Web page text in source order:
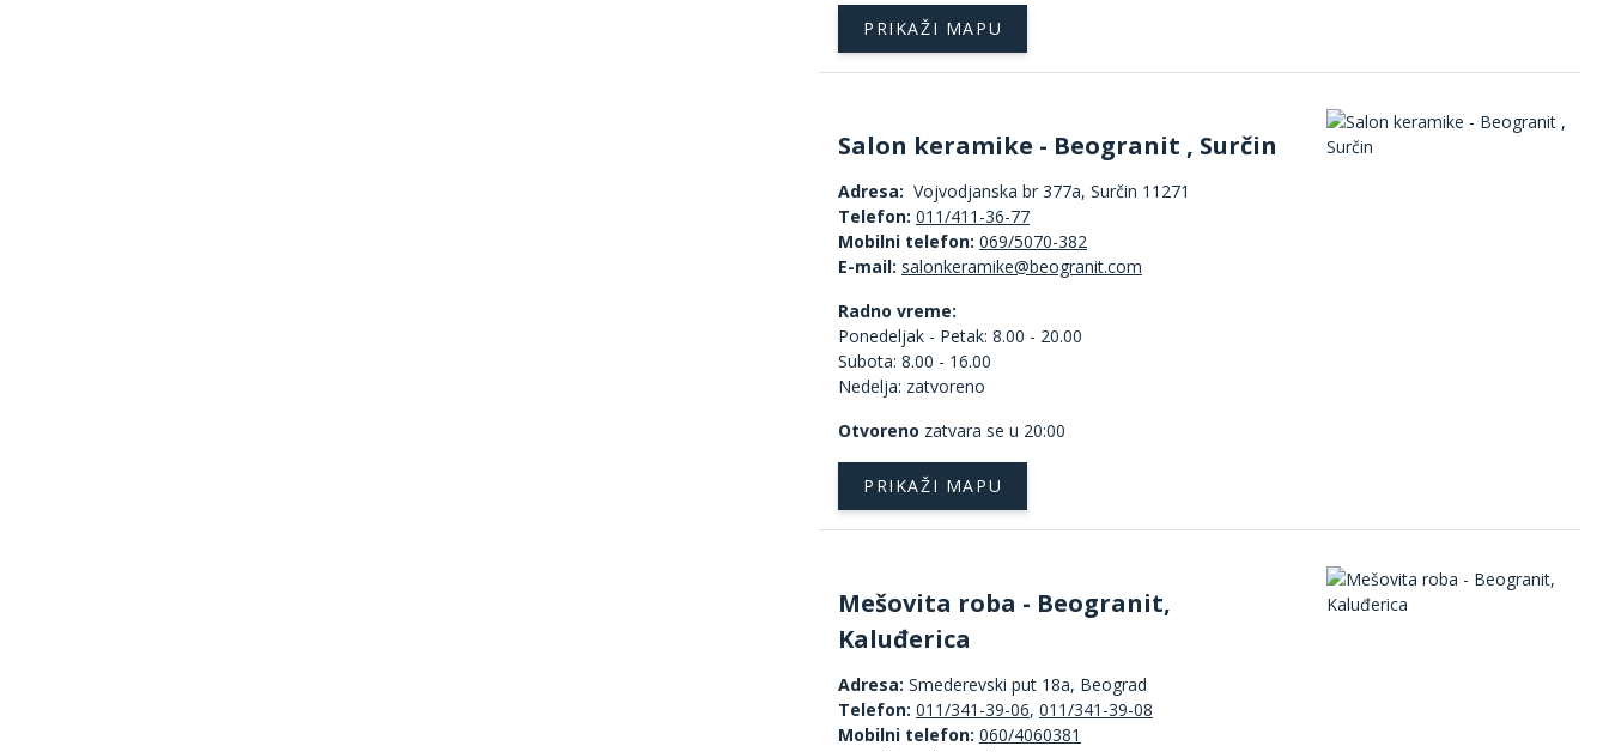
PRIKAŽI MAPU
Salon keramike - Beogranit , Surčin
Adresa: Vojvodjanska br 377a, Surčin 11271
Telefon: 011/411-36-77
Mobilni telefon: 069/5070-382
E-mail:
Radno vreme:
Ponedeljak - Petak: 8.00 - 20.00
Subota: 8.00 - 16.00
Nedelja: zatvoreno
Otvoreno zatvara se u 20:00
PRIKAŽI MAPU
Mešovita roba - Beogranit,
Kaluđerica
Adresa: Smederevski put 18a, Beograd
Telefon: 011/341-39-06, 011/341-39-08
Mobilni telefon: 060/4060381